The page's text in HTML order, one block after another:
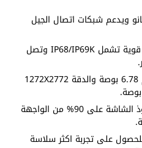
ويدعم شبكات اتصال الجيل
مقاومة الماء والغبار بتصنيفات قوية تشمل IP68/IP69K وتصل
الشاشة نوعها AMOLED بحجم 6.78 بوصة والدقة 1272X2772
أبعاد العرض 19.5:9 كما تستحوذ الشاشة على 90% من الواجهة
تحديث 165 هرتز للحصول على تجربة اكثر سلاسة